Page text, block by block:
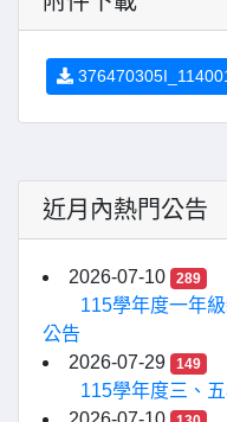
近月內熱門公告
2026-07-10 289
115學年度一年
公告
2026-07-29
149
115學年度三、